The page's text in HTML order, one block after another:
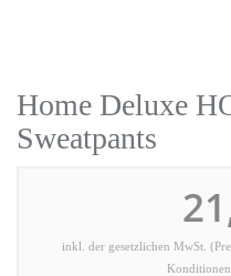
Home Deluxe
Sweatpants
inkl. der gesetzlichen MwSt.